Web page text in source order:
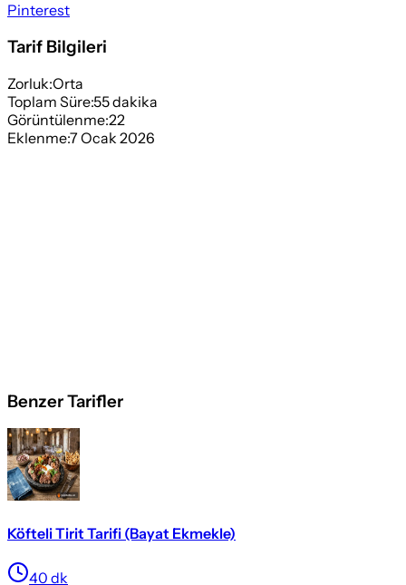
Pinterest
Tarif Bilgileri
Zorluk:Orta
Toplam Süre:55dakika
Görüntülenme:22
Eklenme:7 Ocak 2026
Benzer Tarifler
Köfteli Tirit Tarifi (Bayat Ekmekle)
40 dk